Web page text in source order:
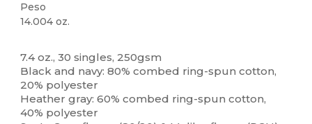
Peso
14.004 oz.
7.4 oz., 30 singles, 250gsm
Black and navy: 80% combed ring-spun cotton,
20% polyester
Heather gray: 60% combed ring-spun cotton,
40% polyester